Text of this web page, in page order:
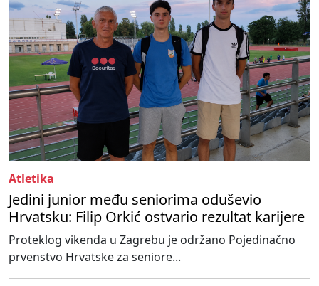
Atletika
Jedini junior među seniorima oduševio
Hrvatsku: Filip Orkić ostvario rezultat karijere
Proteklog vikenda u Zagrebu je održano Pojedinačno
prvenstvo Hrvatske za seniore...